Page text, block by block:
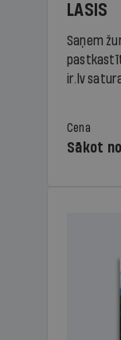
LASIS
Saņem
ir.lv
Cena
Sākot